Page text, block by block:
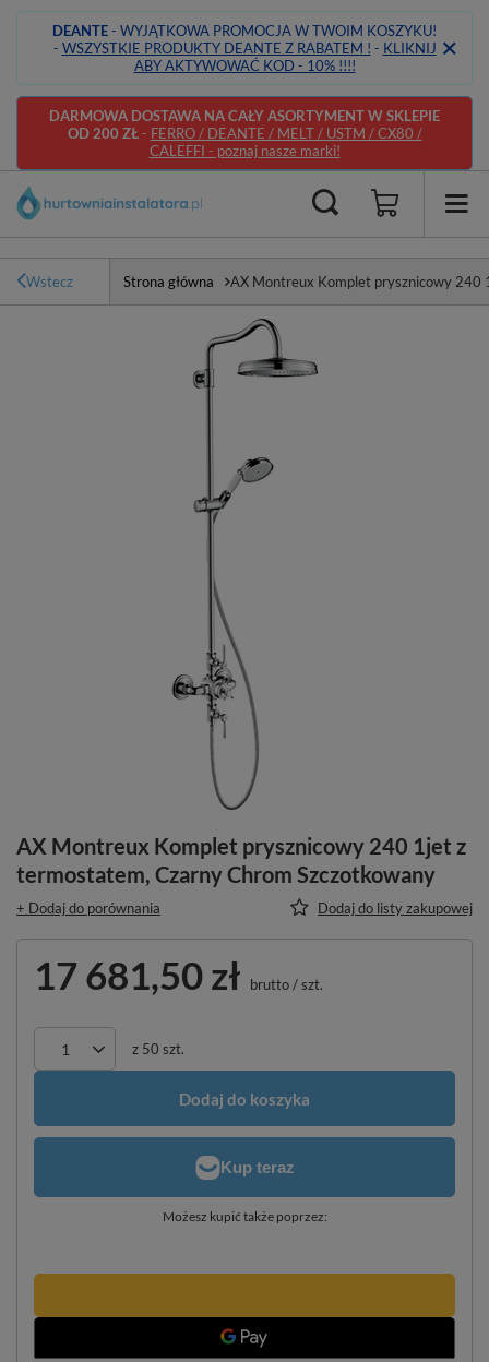
DEANTE- WYJĄTKOWA PROMOCJA W TWOIM KOSZYKU!
- WSZYSTKIE PRODUKTY DEANTE Z RABATEM ! - KLIKNIJ
ABY AKTYWOWAĆ KOD - 10% !!!!
DARMOWA DOSTAWA NA CAŁY ASORTYMENT W SKLEPIE
OD 200 ZŁ- FERRO / DEANTE / MELT / USTM / CX80 /
CALEFFI - poznaj nasze marki!
Wstecz Strona główna AX Montreux Komplet prysznicowy 240
AX Montreux Komplet prysznicowy 240 1jet z
termostatem, Czarny Chrom Szczotkowany
+ Dodaj do porównania Dodaj do listy zakupowej
17 681,50 zł brutto/szt.
z 50 szt.
Dodaj do koszyka
Możesz kupić także poprzez: